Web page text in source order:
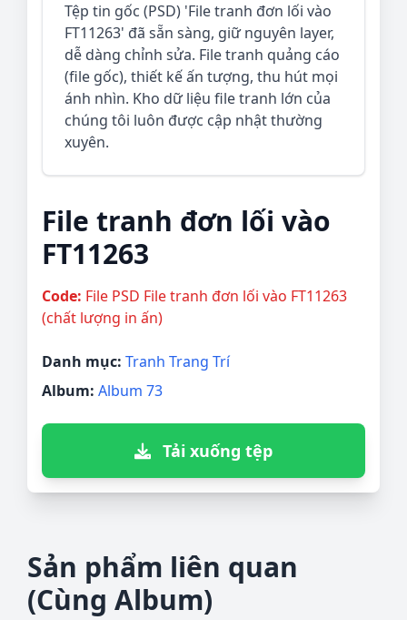
Tệp tin gốc (PSD) 'File tranh đơn lối vào
FT11263' đã sẵn sàng, giữ nguyên layer,
dễ dàng chỉnh sửa. File tranh quảng cáo
(file gốc), thiết kế ấn tượng, thu hút mọi
ánh nhìn. Kho dữ liệu file tranh lớn của
chúng tôi luôn được cập nhật thường
xuyên.
File tranh đơn lối vào
FT11263
Code: File PSD File tranh đơn lối vào FT11263
(chất lượng in ấn)
Danh mục: Tranh Trang Trí
Album: Album 73
Tải xuống tệp
Sản phẩm liên quan
(Cùng Album)